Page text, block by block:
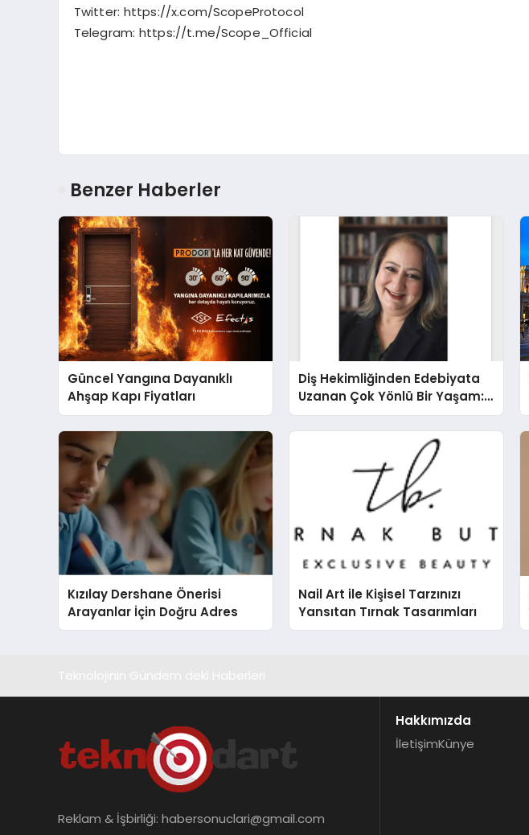
Twitter: https://x.com/ScopeProtocol
Telegram: https://t.me/Scope_Official
Benzer Haberler
Güncel Yangına Dayanıklı
Ahşap Kapı Fiyatları
Diş Hekimliğinden Edebiyata
Uzanan Çok Yönlü Bir Yaşam:
Yeşim Şahin Yaman
Kızılay Dershane Önerisi
Arayanlar İçin Doğru Adres
Nail Art ile Kişisel Tarzınızı
Yansıtan Tırnak Tasarımları
Reklam & İşbirliği: habersonuclari@gmail.com
Hakkımızda
İletişimKünye